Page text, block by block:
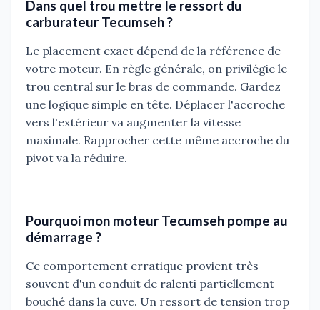
Dans quel trou mettre le ressort du
carburateur Tecumseh ?
Le placement exact dépend de la référence de
votre moteur. En règle générale, on privilégie le
trou central sur le bras de commande. Gardez
une logique simple en tête. Déplacer l'accroche
vers l'extérieur va augmenter la vitesse
maximale. Rapprocher cette même accroche du
pivot va la réduire.
Pourquoi mon moteur Tecumseh pompe au
démarrage ?
Ce comportement erratique provient très
souvent d'un conduit de ralenti partiellement
bouché dans la cuve. Un ressort de tension trop